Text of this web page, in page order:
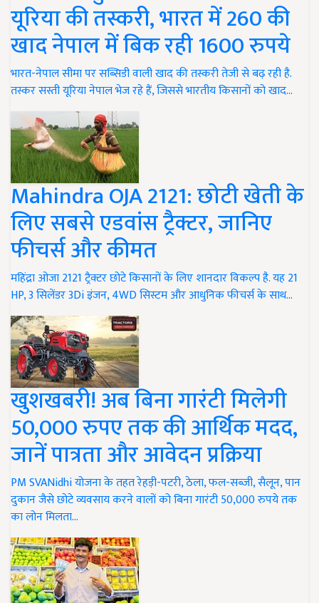
यूरिया की तस्करी, भारत में 260 की
खाद नेपाल में बिक रही 1600 रुपये
भारत-नेपाल सीमा पर सब्सिडी वाली खाद की तस्करी तेजी से बढ़ रही है.
तस्कर सस्ती यूरिया नेपाल भेज रहे हैं, जिससे भारतीय किसानों को खाद…
Mahindra OJA 2121: छोटी खेती के
लिए सबसे एडवांस ट्रैक्टर, जानिए
फीचर्स और कीमत
महिंद्रा ओजा 2121 ट्रैक्टर छोटे किसानों के लिए शानदार विकल्प है. यह 21
HP, 3 सिलेंडर 3Di इंजन, 4WD सिस्टम और आधुनिक फीचर्स के साथ…
खुशखबरी! अब बिना गारंटी मिलेगी
50,000 रुपए तक की आर्थिक मदद,
जानें पात्रता और आवेदन प्रक्रिया
PM SVANidhi योजना के तहत रेहड़ी-पटरी, ठेला, फल-सब्जी, सैलून, पान
दुकान जैसे छोटे व्यवसाय करने वालों को बिना गारंटी 50,000 रुपये तक
का लोन मिलता…